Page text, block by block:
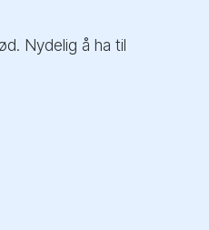
Nydelig å ha til